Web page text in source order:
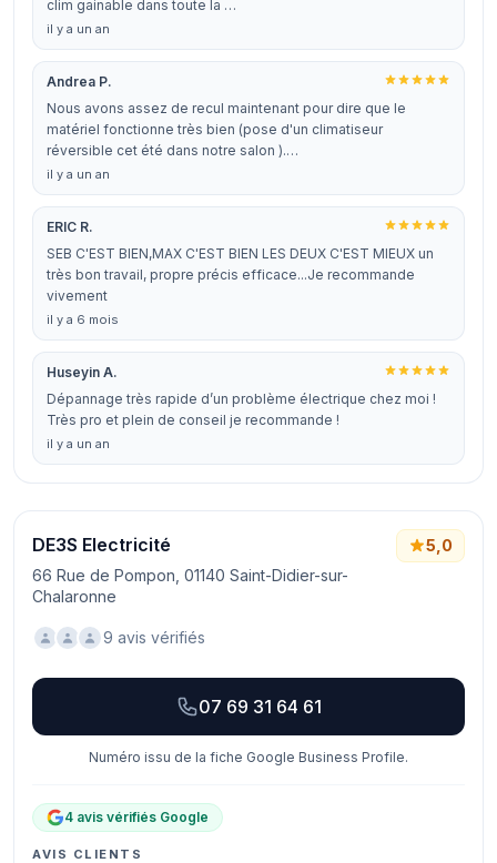
clim gainable dans toute la …
il y a un an
Andrea P.
Nous avons assez de recul maintenant pour dire que le
matériel fonctionne très bien (pose d'un climatiseur
réversible cet été dans notre salon ).…
il y a un an
ERIC R.
SEB C'EST BIEN,MAX C'EST BIEN LES DEUX C'EST MIEUX un
très bon travail, propre précis efficace...Je recommande
vivement
il y a 6 mois
Huseyin A.
Dépannage très rapide d’un problème électrique chez moi !
Très pro et plein de conseil je recommande !
il y a un an
DE3S Electricité
66 Rue de Pompon, 01140 Saint-Didier-sur-
Chalaronne
5,0
9 avis vérifiés
07 69 31 64 61
Numéro issu de la fiche Google Business Profile.
4 avis vérifiés Google
AVIS CLIENTS